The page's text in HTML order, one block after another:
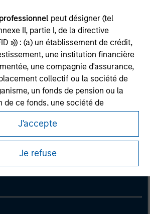
peut désigner (tel
II, partie I, de la directive
»)) : (a) un établissement de crédit,
une institution financière
une compagnie d'assurance,
collectif ou la société de
un fonds de pension ou la
de ce fonds, une société de
premières ou d’instruments
premières ou un autre investisseur
être agréé(e) ou réglementé(e)
marchés financiers ; (b) une grande
de la société : (I) un bilan total de
ou (iii) 2 millions d'euros de fonds
J'accepte
Je refuse